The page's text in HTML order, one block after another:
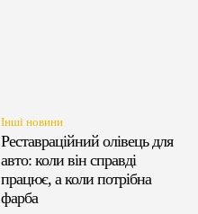
Інші новини
Реставраційний олівець для
авто: коли він справді
працює, а коли потрібна
фарба